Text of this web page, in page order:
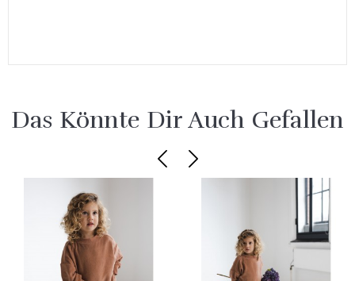
Das Könnte Dir Auch Gefallen